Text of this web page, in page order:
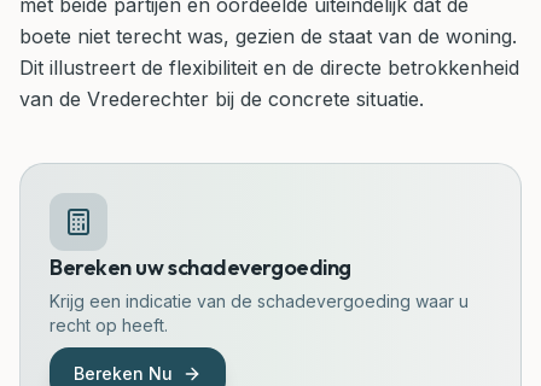
met beide partijen en oordeelde uiteindelijk dat de
boete niet terecht was, gezien de staat van de woning.
Dit illustreert de flexibiliteit en de directe betrokkenheid
van de Vrederechter bij de concrete situatie.
Bereken uw schadevergoeding
Krijg een indicatie van de schadevergoeding waar u
recht op heeft.
Bereken Nu